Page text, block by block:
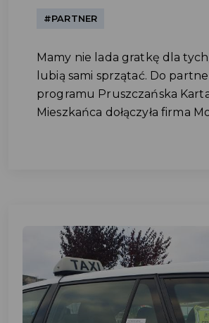
#PARTNER
Mamy nie lada gratkę dla
lubią sami sprzątać. Do
programu Pruszczańska
Mieszkańca dołączyła firma